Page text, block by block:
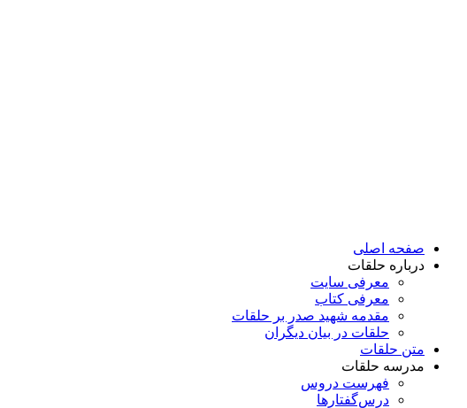
صفحه اصلی
درباره حلقات
معرفی سایت
معرفی کتاب
مقدمه شهید صدر بر حلقات
حلقات در بیان دیگران
متن حلقات
مدرسه حلقات
فهرست دروس
درس‌گفتار‌ها